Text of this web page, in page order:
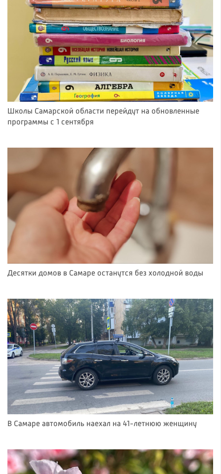
Школы Самарской области перейдут на обновленные
программы с 1 сентября
Десятки домов в Самаре останутся без холодной воды
В Самаре автомобиль наехал на 41-летнюю женщину